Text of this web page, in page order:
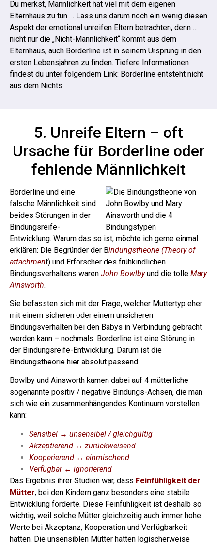
Du merkst, Männlichkeit hat viel mit dem eigenen
Elternhaus zu tun … Lass uns darum noch ein wenig diesen
Aspekt der emotional unreifen Eltern betrachten, denn …
nicht nur die „Nicht-Männlichkeit“ kommt aus dem
Elternhaus, auch Borderline ist in seinem Ursprung in den
ersten Lebensjahren zu finden. Tiefere Informationen
findest du unter folgendem Link: Borderline entsteht nicht
aus dem Nichts
5. Unreife Eltern – oft
Ursache für Borderline oder
fehlende Männlichkeit
Borderline und eine
falsche Männlichkeit sind
beides Störungen in der
Bindungsreife-
Entwicklung. Warum das so ist, möchte ich gerne einmal
erklären: Die Begründer der Bindungstheorie (Theory of
attachment) und Erforscher des frühkindlichen
Bindungsverhaltens waren John Bowlbyund die tolle Mary
Ainsworth.
Sie befassten sich mit der Frage, welcher Muttertyp eher
mit einem sicheren oder einem unsicheren
Bindungsverhalten bei den Babys in Verbindung gebracht
werden kann – nochmals: Borderline ist eine Störung in
der Bindungsreife-Entwicklung. Darum ist die
Bindungstheorie hier absolut passend.
Bowlby und Ainsworth kamen dabei auf 4 mütterliche
sogenannte positiv / negative Bindungs-Achsen, die man
sich wie ein zusammenhängendes Kontinuum vorstellen
kann:
Sensibel ↔ unsensibel / gleichgültig
Akzeptierend ↔ zurückweisend
Kooperierend ↔ einmischend
Verfügbar ↔ ignorierend
Das Ergebnis ihrer Studien war, dass Feinfühligkeit der
Mütter, bei den Kindern ganz besonders eine stabile
Entwicklung förderte. Diese Feinfühligkeit ist deshalb so
wichtig, weil solche Mütter gleichzeitig auch immer hohe
Werte bei Akzeptanz, Kooperation und Verfügbarkeit
hatten. Die unsensiblen Mütter hatten logischerweise